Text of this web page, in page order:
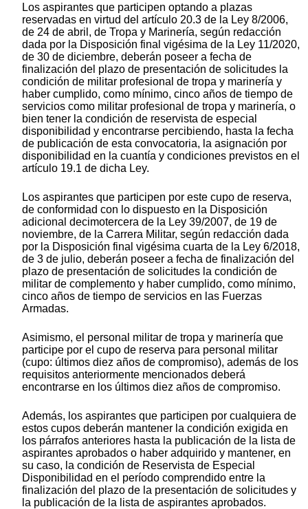
Los aspirantes que participen optando a plazas
reservadas en virtud del artículo 20.3 de la Ley 8/2006,
de 24 de abril, de Tropa y Marinería, según redacción
dada por la Disposición final vigésima de la Ley 11/2020,
de 30 de diciembre, deberán poseer a fecha de
finalización del plazo de presentación de solicitudes la
condición de militar profesional de tropa y marinería y
haber cumplido, como mínimo, cinco años de tiempo de
servicios como militar profesional de tropa y marinería, o
bien tener la condición de reservista de especial
disponibilidad y encontrarse percibiendo, hasta la fecha
de publicación de esta convocatoria, la asignación por
disponibilidad en la cuantía y condiciones previstos en el
artículo 19.1 de dicha Ley.
Los aspirantes que participen por este cupo de reserva,
de conformidad con lo dispuesto en la Disposición
adicional decimotercera de la Ley 39/2007, de 19 de
noviembre, de la Carrera Militar, según redacción dada
por la Disposición final vigésima cuarta de la Ley 6/2018,
de 3 de julio, deberán poseer a fecha de finalización del
plazo de presentación de solicitudes la condición de
militar de complemento y haber cumplido, como mínimo,
cinco años de tiempo de servicios en las Fuerzas
Armadas.
Asimismo, el personal militar de tropa y marinería que
participe por el cupo de reserva para personal militar
(cupo: últimos diez años de compromiso), además de los
requisitos anteriormente mencionados deberá
encontrarse en los últimos diez años de compromiso.
Además, los aspirantes que participen por cualquiera de
estos cupos deberán mantener la condición exigida en
los párrafos anteriores hasta la publicación de la lista de
aspirantes aprobados o haber adquirido y mantener, en
su caso, la condición de Reservista de Especial
Disponibilidad en el período comprendido entre la
finalización del plazo de la presentación de solicitudes y
la publicación de la lista de aspirantes aprobados.